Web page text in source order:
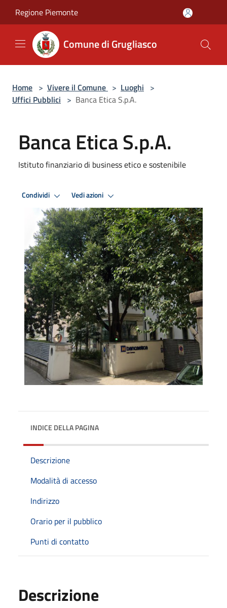
Regione Piemonte
Comune di Grugliasco
Home > Vivere il Comune > Luoghi >
Uffici Pubblici > Banca Etica S.p.A.
Banca Etica S.p.A.
Istituto finanziario di business etico e sostenibile
Condividi Vedi azioni
INDICE DELLA PAGINA
Descrizione
Modalità di accesso
Indirizzo
Orario per il pubblico
Punti di contatto
Descrizione